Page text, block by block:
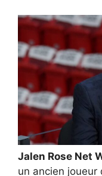
Jalen Rose Net
un ancien